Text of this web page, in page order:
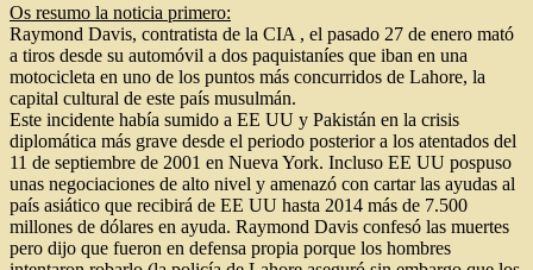
Os resumo la noticia primero:
Raymond Davis, contratista de la CIA , el pasado 27 de enero mató
a tiros desde su automóvil a dos paquistaníes que iban en una
motocicleta en uno de los puntos más concurridos de Lahore, la
capital cultural de este país musulmán.
Este incidente había sumido a EE UU y Pakistán en la crisis
diplomática más grave desde el periodo posterior a los atentados del
11 de septiembre de 2001 en Nueva York. Incluso EE UU pospuso
unas negociaciones de alto nivel y amenazó con cartar las ayudas al
país asiático que recibirá de EE UU hasta 2014 más de 7.500
millones de dólares en ayuda. Raymond Davis confesó las muertes
pero dijo que fueron en defensa propia porque los hombres